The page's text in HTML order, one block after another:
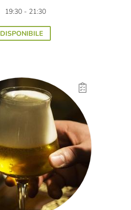
19:30 - 21:30
DISPONIBILE